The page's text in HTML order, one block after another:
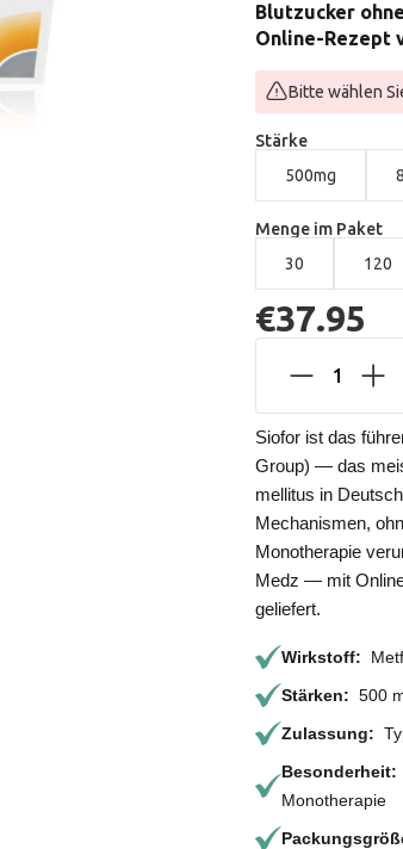
Blutzucker
Online-Rezept
Bitte wählen
Menge im Paket
30
120
Stärke
500mg
€37.95
1
Siofor ist das
Group) — das
mellitus in
Mechanismen,
Monotherapie
Medz — mit
geliefert.
Wirkstoff:
Stärken: 500
Zulassung:
Besonderheit:
Monotherapie